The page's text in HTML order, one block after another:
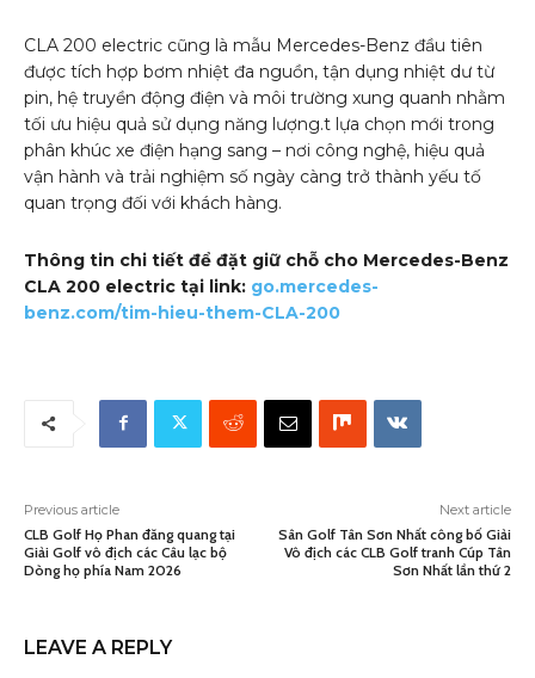
CLA 200 electric cũng là mẫu Mercedes-Benz đầu tiên
được tích hợp bơm nhiệt đa nguồn, tận dụng nhiệt dư từ
pin, hệ truyền động điện và môi trường xung quanh nhằm
tối ưu hiệu quả sử dụng năng lượng.t lựa chọn mới trong
phân khúc xe điện hạng sang – nơi công nghệ, hiệu quả
vận hành và trải nghiệm số ngày càng trở thành yếu tố
quan trọng đối với khách hàng.
Thông tin chi tiết để đặt giữ chỗ cho Mercedes-Benz
CLA 200 electric tại link: go.mercedes-
benz.com/tim-hieu-them-CLA-200
Previous article
CLB Golf Họ Phan đăng quang tại
Giải Golf vô địch các Câu lạc bộ
Dòng họ phía Nam 2026
Next article
Sân Golf Tân Sơn Nhất công bố Giải
Vô địch các CLB Golf tranh Cúp Tân
Sơn Nhất lần thứ 2
LEAVE A REPLY